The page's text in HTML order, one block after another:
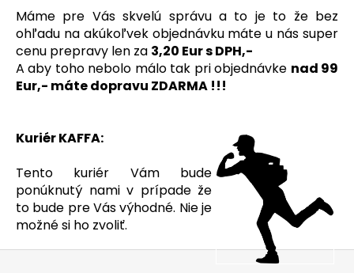
Máme pre Vás skvelú správu a to je to že bez
ohľadu na akúkoľvek objednávku máte u nás super
cenu prepravy len za 3,20 Eur s DPH,-
A aby toho nebolo málo tak pri objednávke nad 99
Eur,- máte dopravu ZDARMA !!!
Kuriér KAFFA:
Tento kuriér Vám bude
ponúknutý nami v prípade že
to bude pre Vás výhodné. Nie je
možné si ho zvoliť.
D
o
p
o
r
u
e
m
e
Z